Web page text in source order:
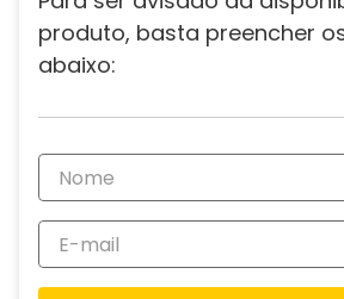
produto, basta preencher
abaixo: